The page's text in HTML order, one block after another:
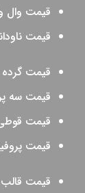
قیمت وال
قیمت
قیمت گرده
قیمت سه
قیمت
قیمت
قیمت